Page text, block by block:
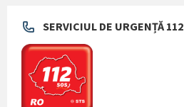
SERVICIUL DE URGENȚĂ 112